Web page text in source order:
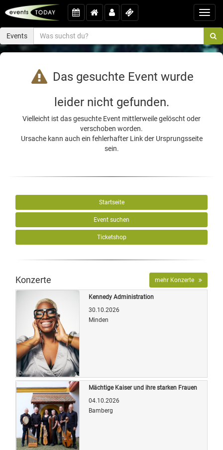
Events
Das gesuchte Event wurde
leider nicht gefunden.
Vielleicht ist das gesuchte Event mittlerweile gelöscht oder
verschoben worden.
Ursache kann auch ein fehlerhafter Link der Ursprungsseite
sein.
Startseite
Event suchen
Ticketshop
Konzerte mehr Konzerte
Quelle: Veranstalter
Kennedy Administration
30.10.2026
Minden
Mächtige Kaiser und ihre starken Frauen
04.10.2026
Bamberg